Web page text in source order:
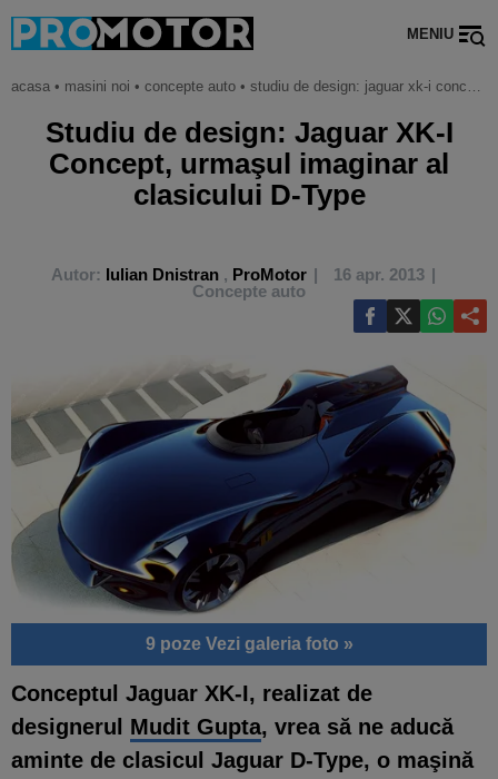
MENIU
acasa • masini noi • concepte auto • studiu de design: jaguar xk-i concept, urmaşul imaginar al clasicului d-type
Studiu de design: Jaguar XK-I
Concept, urmaşul imaginar al
clasicului D-Type
Autor: Iulian Dnistran , ProMotor
16 apr. 2013
Concepte auto
9 poze Vezi galeria foto »
Conceptul Jaguar XK-I, realizat de
designerul Mudit Gupta, vrea să ne aducă
aminte de clasicul Jaguar D-Type, o maşină